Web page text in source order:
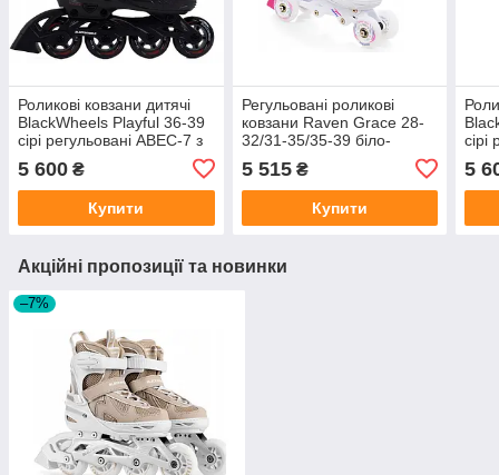
Роликові ковзани дитячі
BlackWheels Playful 36-39
сірі регульовані ABEC-7 з
5 600 ₴
Купити
Регульовані роликові
ковзани Raven Grace 28-
32/31-35/35-39 біло-
5 515₴
Купити
сірі
5
Акційні пропозиції та новинки
–7%